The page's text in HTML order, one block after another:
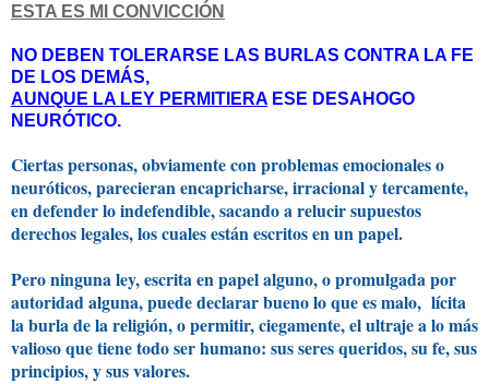
ESTA ES MI CONVICCIÓN
NO DEBEN TOLERARSE LAS BURLAS CONTRA LA FE
DE LOS DEMÁS,
AUNQUE LA LEY PERMITIERA ESE DESAHOGO
NEURÓTICO.
Ciertas personas, obviamente con problemas emocionales o
neuróticos, parecieran encapricharse, irracional y tercamente,
en defender lo indefendible, sacando a relucir supuestos
derechos legales, los cuales están escritos en un papel.
Pero ninguna ley, escrita en papel alguno, o promulgada por
autoridad alguna, puede declarar bueno lo que es malo, lícita
la burla de la religión, o permitir, ciegamente, el ultraje a lo más
valioso que tiene todo ser humano: sus seres queridos, su fe, sus
principios, y sus valores.